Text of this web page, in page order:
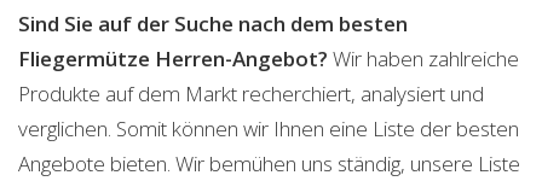
Sind Sie auf der Suche nach dem besten
Fliegermütze Herren-Angebot? Wir haben zahlreiche
Produkte auf dem Markt recherchiert, analysiert und
verglichen. Somit können wir Ihnen eine Liste der besten
Angebote bieten. Wir bemühen uns ständig, unsere Liste